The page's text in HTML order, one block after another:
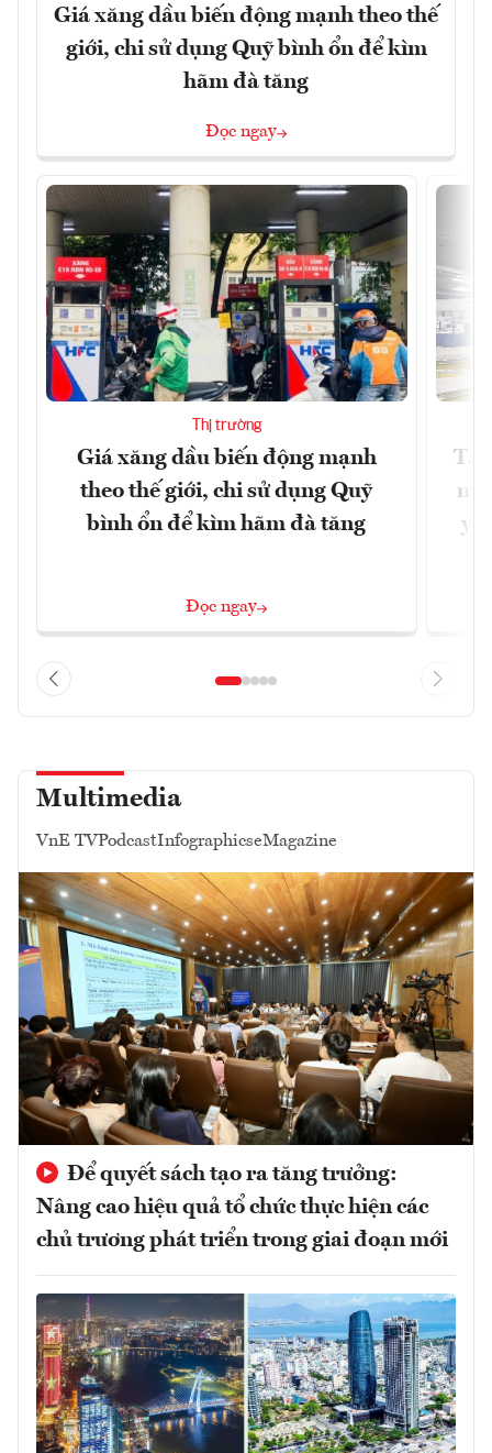
Giá xăng dầu biến động mạnh theo thế
giới, chi sử dụng Quỹ bình ổn để kìm
hãm đà tăng
Đọc ngay
Thị trường
Giá xăng dầu biến động mạnh
theo thế giới, chi sử dụng Quỹ
bình ổn để kìm hãm đà tăng
Đọc ngay
Multimedia
VnE TVPodcastInfographicseMagazine
Để quyết sách tạo ra tăng trưởng:
Nâng cao hiệu quả tổ chức thực hiện các
chủ trương phát triển trong giai đoạn mới